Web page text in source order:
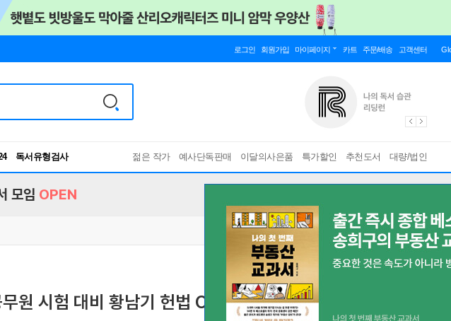
로그인 회원가입 마이페이지 카트 주문/배송 고객센터
독서유형검사
RBTI Lab
젊은 작가 예사단독판매 이달의사은품 특가할인 추천도서 대량/법인
모임 OPEN
원 시험 대비 황남기 헌법 OX